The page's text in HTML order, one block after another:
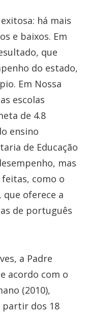
há mais
e baixos. Em
que
do estado,
Em Nossa
escolas
de 4.8
ensino
de Educação
mas
como o
oferece a
de português
a Padre
acordo com o
(2010),
partir dos 18